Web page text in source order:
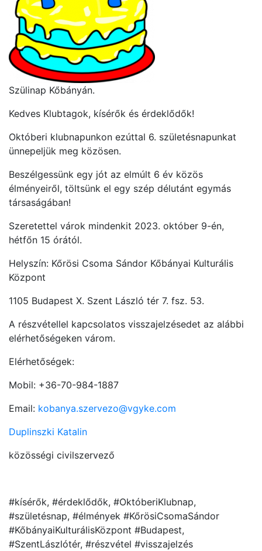
Szülinap Kőbányán.
Kedves Klubtagok, kísérők és érdeklődők!
Októberi klubnapunkon ezúttal 6. születésnapunkat
ünnepeljük meg közösen.
Beszélgessünk egy jót az elmúlt 6 év közös
élményeiről, töltsünk el egy szép délutánt egymás
társaságában!
Szeretettel várok mindenkit 2023. október 9-én,
hétfőn 15 órától.
Helyszín: Kőrösi Csoma Sándor Kőbányai Kulturális
Központ
1105 Budapest X. Szent László tér 7. fsz. 53.
A részvétellel kapcsolatos visszajelzésedet az alábbi
elérhetőségeken várom.
Elérhetőségek:
Mobil: +36-70-984-1887
Email: kobanya.szervezo@vgyke.com
Duplinszki Katalin
közösségi civilszervező
#kísérők, #érdeklődők, #OktóberiKlubnap,
#születésnap, #élmények #KőrösiCsomaSándor
#KőbányaiKulturálisKözpont #Budapest,
#SzentLászlótér, #részvétel #visszajelzés